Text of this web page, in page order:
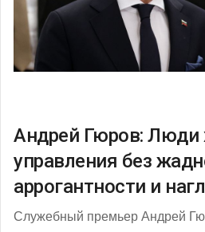
Андрей Гюров: Люди
управления без
аррогантности и
Служебный премьер Андрей